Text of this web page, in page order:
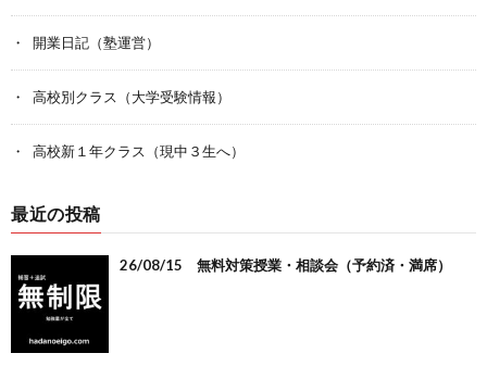
開業日記（塾運営）
高校別クラス（大学受験情報）
高校新１年クラス（現中３生へ）
最近の投稿
26/08/15 無料対策授業・相談会（予約済・満席）